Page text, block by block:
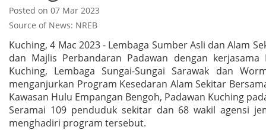
Posted on 07 Mar 2023
Source of News: NREB
Kuching, 4 Mac 2023 - Lembaga Sumber Asli dan Alam
dan Majlis Perbandaran Padawan dengan kerjasama
Kuching, Lembaga Sungai-Sungai Sarawak dan
menganjurkan Program Kesedaran Alam Sekitar
Kawasan Hulu Empangan Bengoh, Padawan Kuching
Seramai 109 penduduk sekitar dan 68 wakil agensi
menghadiri program tersebut.